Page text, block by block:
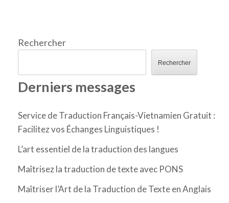
Rechercher
Rechercher
Derniers messages
Service de Traduction Français-Vietnamien Gratuit :
Facilitez vos Échanges Linguistiques !
L’art essentiel de la traduction des langues
Maîtrisez la traduction de texte avec PONS
Maîtriser l’Art de la Traduction de Texte en Anglais